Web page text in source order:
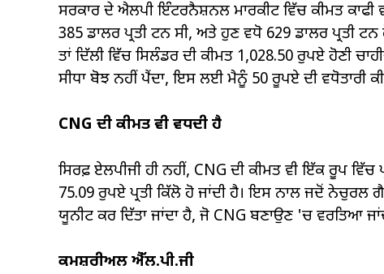
ਸਰਕਾਰ ਦੇ ਐਲਪੀ ਇੰਟਰਨੈਸ਼ਨਲ ਮਾਰਕੀਟ ਵਿੱਚ ਕੀਮਤ
385 ਡਾਲਰ ਪ੍ਰਤੀ ਟਨ ਸੀ, ਅਤੇ ਹੁਣ ਵਧੋ 629 ਡਾਲਰ ਪ੍ਰਤੀ
ਤਾਂ ਦਿੱਲੀ ਵਿੱਚ ਸਿਲੰਡਰ ਦੀ ਕੀਮਤ 1,028.50 ਰੁਪਏ ਹੋਣੀ
ਸੀਧਾ ਬੋਝ ਨਹੀਂ ਪੈਂਦਾ, ਇਸ ਲਈ ਮੈਨੂੰ 50 ਰੂਪਏ ਦੀ ਵਧੋਤਾਰੀ
CNG ਦੀ ਕੀਮਤ ਵੀ ਵਧਦੀ ਹੈ
ਸਿਰਫ਼ ਏਲਪੀਜੀ ਹੀ ਨਹੀਂ, CNG ਦੀ ਕੀਮਤ ਵੀ ਇੱਕ ਰੂਪ ਵਿੱਚ
75.09 ਰੁਪਏ ਪ੍ਰਤੀ ਕਿੱਲੋ ਹੋ ਜਾਂਦੀ ਹੈ। ਇਸ ਨਾਲ ਜਦੋਂ ਨੇਚੁਰਲ
ਯੂਨੀਟ ਕਰ ਦਿੱਤਾ ਜਾਂਦਾ ਹੈ, ਜੋ CNG ਬਣਾਉਣ 'ਚ ਵਰਤਿਆ
ਕਮਸ਼ਰੀਅਲ ਐੱਲ.ਪੀ.ਜੀ